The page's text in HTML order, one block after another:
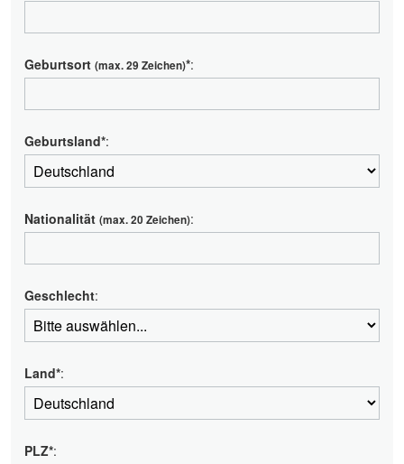
Geburtsort (max. 29 Zeichen)*:
Geburtsland*:
Nationalität (max. 20 Zeichen):
Geschlecht:
Land*:
PLZ*: